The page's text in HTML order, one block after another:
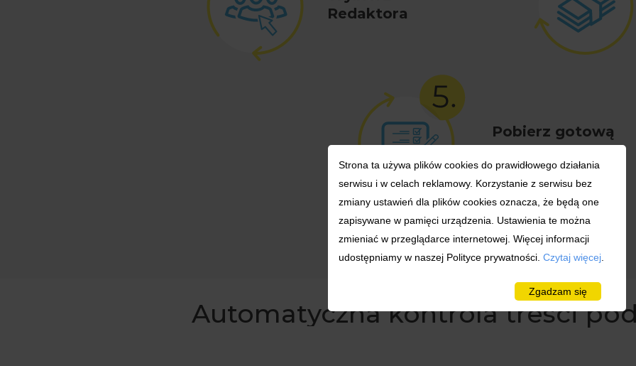
Redaktora
Pobierz gotową
pracę
Czytaj więcej
Automatyczna kontrola treści
Strona ta używa plików cookies do prawidłowego działania
serwisu i w celach reklamowy. Korzystanie z serwisu bez
zmiany ustawień dla plików cookies oznacza, że będą one
zapisywane w pamięci urządzenia. Ustawienia te można
zmieniać w przeglądarce internetowej. Więcej informacji
udostępniamy w naszej Polityce prywatności. Czytaj więcej
Zgadzam się